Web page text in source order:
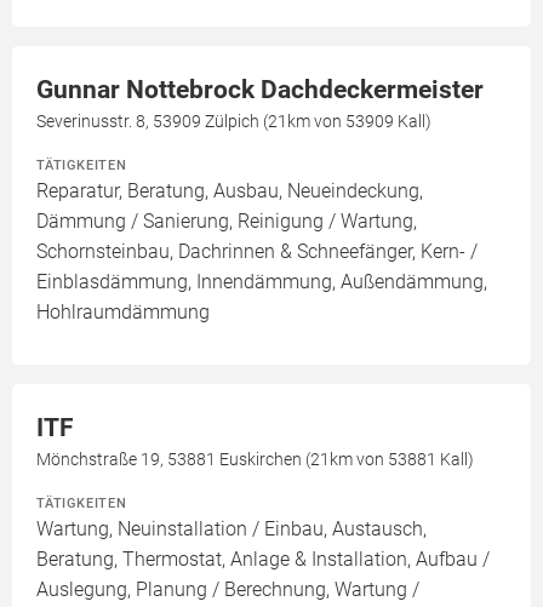
Gunnar Nottebrock Dachdeckermeister
Severinusstr. 8, 53909 Zülpich (21km von 53909 Kall)
TÄTIGKEITEN
Reparatur, Beratung, Ausbau, Neueindeckung,
Dämmung / Sanierung, Reinigung / Wartung,
Schornsteinbau, Dachrinnen & Schneefänger, Kern- /
Einblasdämmung, Innendämmung, Außendämmung,
Hohlraumdämmung
ITF
Mönchstraße 19, 53881 Euskirchen (21km von 53881 Kall)
TÄTIGKEITEN
Wartung, Neuinstallation / Einbau, Austausch,
Beratung, Thermostat, Anlage & Installation, Aufbau /
Auslegung, Planung / Berechnung, Wartung /